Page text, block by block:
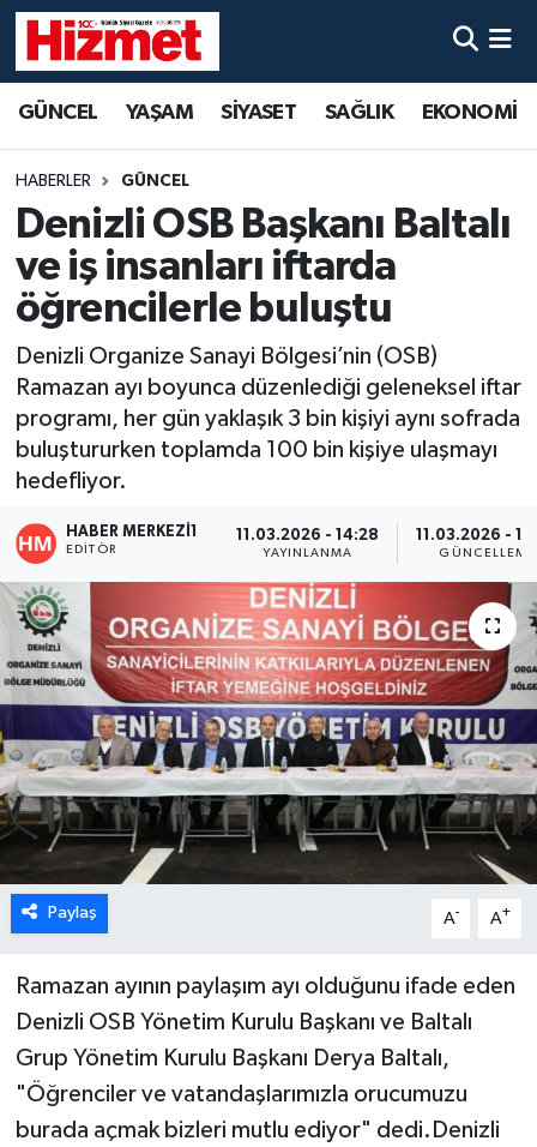
GÜNCEL YAŞAM SİYASET SAĞLIK EKONOMİ
HABERLER GÜNCEL
Denizli OSB Başkanı Baltalı
ve iş insanları iftarda
öğrencilerle buluştu
Denizli Organize Sanayi Bölgesi’nin (OSB)
Ramazan ayı boyunca düzenlediği geleneksel iftar
programı, her gün yaklaşık 3 bin kişiyi aynı sofrada
buluştururken toplamda 100 bin kişiye ulaşmayı
hedefliyor.
HABER MERKEZI1
EDITÖR
11.03.2026 - 14:28
YAYINLANMA
11.03.2026 -
GÜNCELLEME
Paylaş A- A+
Ramazan ayının paylaşım ayı olduğunu ifade eden
Denizli OSB Yönetim Kurulu Başkanı ve Baltalı
Grup Yönetim Kurulu Başkanı Derya Baltalı,
"Öğrenciler ve vatandaşlarımızla orucumuzu
burada açmak bizleri mutlu ediyor" dedi.Denizli
YAŞAM
SİYASET
SAĞLIK
KÜLTÜR SANAT
SPOR
ÖZEL HABER
DTO
RESMİ REKLAM
Denizli Hava Durumu
Denizli Trafik Yoğunluk Haritası
Süper Lig Puan Durumu ve Fikstür
Son Dakika Haberleri
Haber Arşivi